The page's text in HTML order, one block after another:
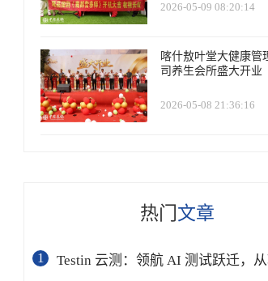
2026-05-09 08:20:14
喀什敖叶堂大健康管
司养生会所盛大开业
2026-05-08 21:36:16
热门 文章
1
Testin 云测：领航 AI 测试跃迁，从辅助工具到软件工